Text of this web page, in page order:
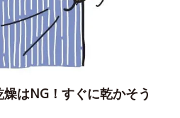
はNG！すぐに乾かそう